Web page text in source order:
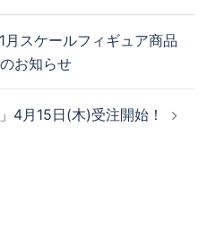
月スケールフィギュア商品
お知らせ
4月15日(木)受注開始！